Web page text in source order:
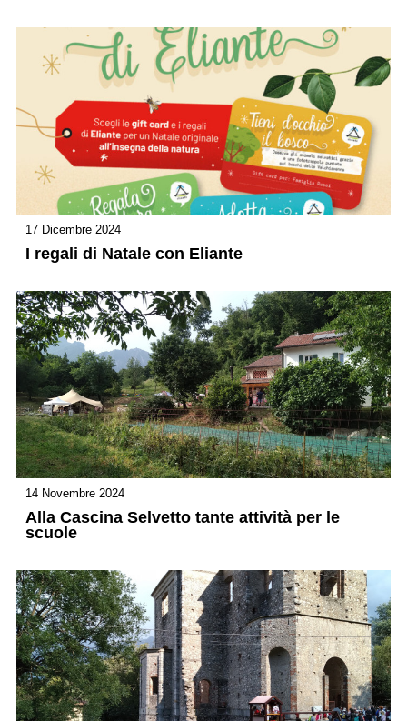
17 Dicembre 2024
I regali di Natale con Eliante
14 Novembre 2024
Alla Cascina Selvetto tante attività per le
scuole